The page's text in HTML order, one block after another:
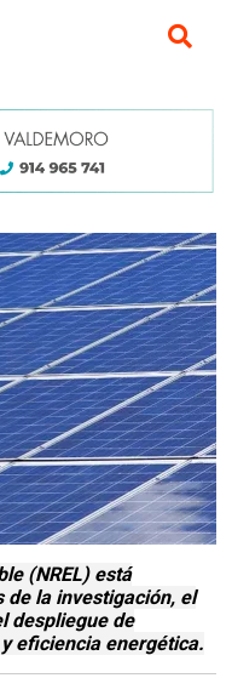
(NREL) está
la investigación, el
despliegue de
eficiencia energética.